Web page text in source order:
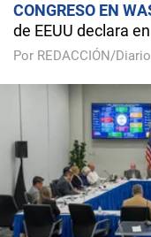
CONGRESO EN
de EEUU declara
Por REDACCIÓN/